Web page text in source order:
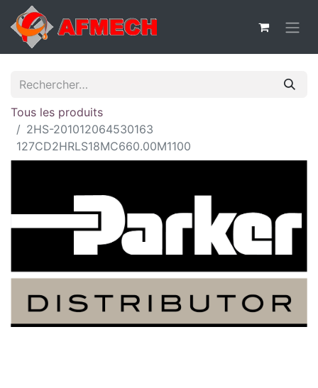
Tous les produits
2HS-201012064530163
127CD2HRLS18MC660.00M1100